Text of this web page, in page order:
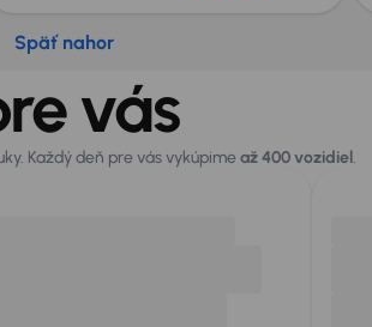
Späť nahor
vás
Každý deň pre vás vykúpimeaž 400 vozidiel.